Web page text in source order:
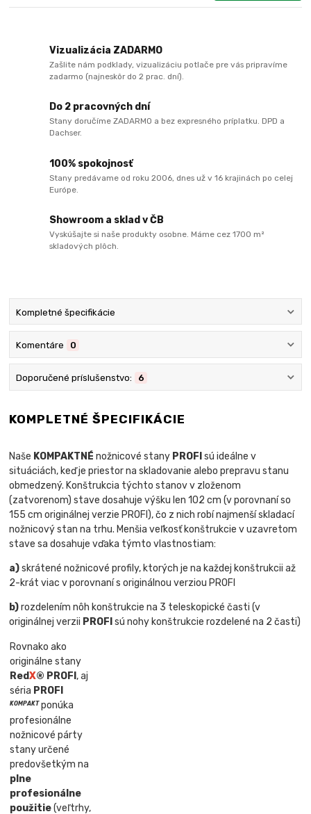
Vizualizácia ZADARMO
Zašlite nám podklady, vizualizáciu potlače pre vás pripravíme
zadarmo (najneskôr do 2 prac. dní).
Do 2 pracovných dní
Stany doručíme ZADARMO a bez expresného príplatku. DPD a
Dachser.
100% spokojnosť
Stany predávame od roku 2006, dnes už v 16 krajinách po celej
Európe.
Showroom a sklad v ČB
Vyskúšajte si naše produkty osobne. Máme cez 1700 m²
skladových plôch.
Kompletné špecifikácie
Komentáre 0
Doporučené príslušenstvo: 6
KOMPLETNÉ ŠPECIFIKÁCIE
Naše KOMPAKTNÉ nožnicové stany PROFI sú ideálne v
situáciách, keď je priestor na skladovanie alebo prepravu stanu
obmedzený. Konštrukcia týchto stanov v zloženom
(zatvorenom) stave dosahuje výšku len 102 cm (v porovnaní so
155 cm originálnej verzie PROFI), čo z nich robí najmenší skladací
nožnicový stan na trhu. Menšia veľkosť konštrukcie v uzavretom
stave sa dosahuje vďaka týmto vlastnostiam:
a)skrátené nožnicové profily, ktorých je na každej konštrukcii až
2-krát viac v porovnaní s originálnou verziou PROFI
b)rozdelením nôh konštrukcie na 3 teleskopické časti (v
originálnej verzii PROFI sú nohy konštrukcie rozdelené na 2 časti)
Rovnako ako
originálne stany
RedX® PROFI , aj
séria PROFI
KOMPAKTponúka
profesionálne
nožnicové párty
stany určené
predovšetkým na
plne
profesionálne
použitie(veľtrhy,